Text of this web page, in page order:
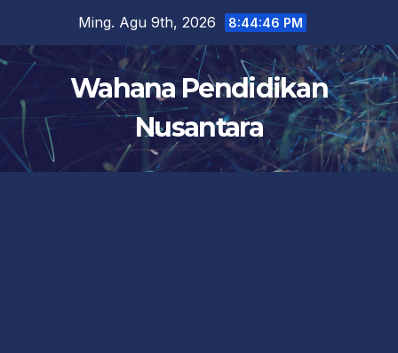
content
Ming. Agu 9th, 2026 8:44:47 PM
Wahana Pendidikan
Nusantara